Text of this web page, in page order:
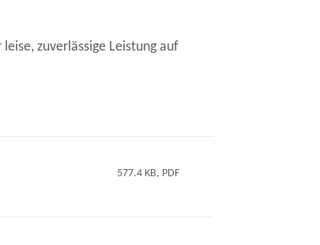
zuverlässige Leistung auf
577.4 KB, PDF